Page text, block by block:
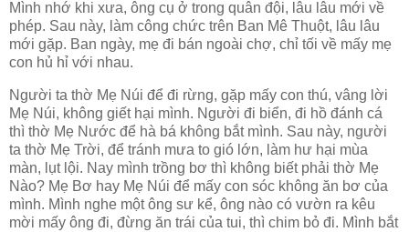
Mình nhớ khi xưa, ông cụ ở trong quân đội, lâu lâu mới về
phép. Sau này, làm công chức trên Ban Mê Thuột, lâu lâu
mới gặp. Ban ngày, mẹ đi bán ngoài chợ, chỉ tối về mấy mẹ
con hủ hỉ với nhau.
Người ta thờ Mẹ Núi để đi rừng, gặp mấy con thú, vâng lời
Mẹ Núi, không giết hại mình. Người đi biển, đi hồ đánh cá
thì thờ Mẹ Nước để hà bá không bắt mình. Sau này, người
ta thờ Mẹ Trời, để tránh mưa to gió lớn, làm hư hại mùa
màn, lụt lội. Nay mình trồng bơ thì không biết phải thờ Mẹ
Nào? Mẹ Bơ hay Mẹ Núi để mấy con sóc không ăn bơ của
mình. Mình nghe một ông sư kể, ông nào có vườn ra kêu
mời mấy ông đi, đừng ăn trái của tui, thì chim bỏ đi. Mình bắt